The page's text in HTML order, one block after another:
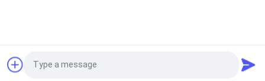
Плитка Фарфора
Взгляда ЦементаЗапрос Цитировать